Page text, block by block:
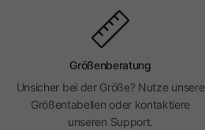
Größenberatung
Unsicher bei der Größe? Nutze unsere
Größentabellen oder kontaktiere
unseren Support.